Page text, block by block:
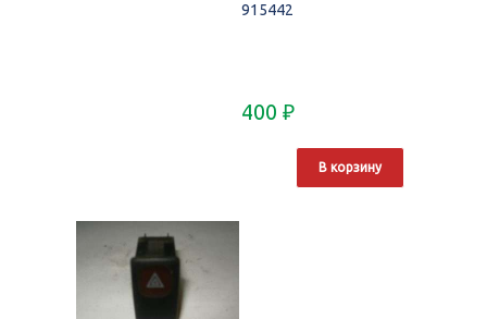
915442
400 ₽
В корзину